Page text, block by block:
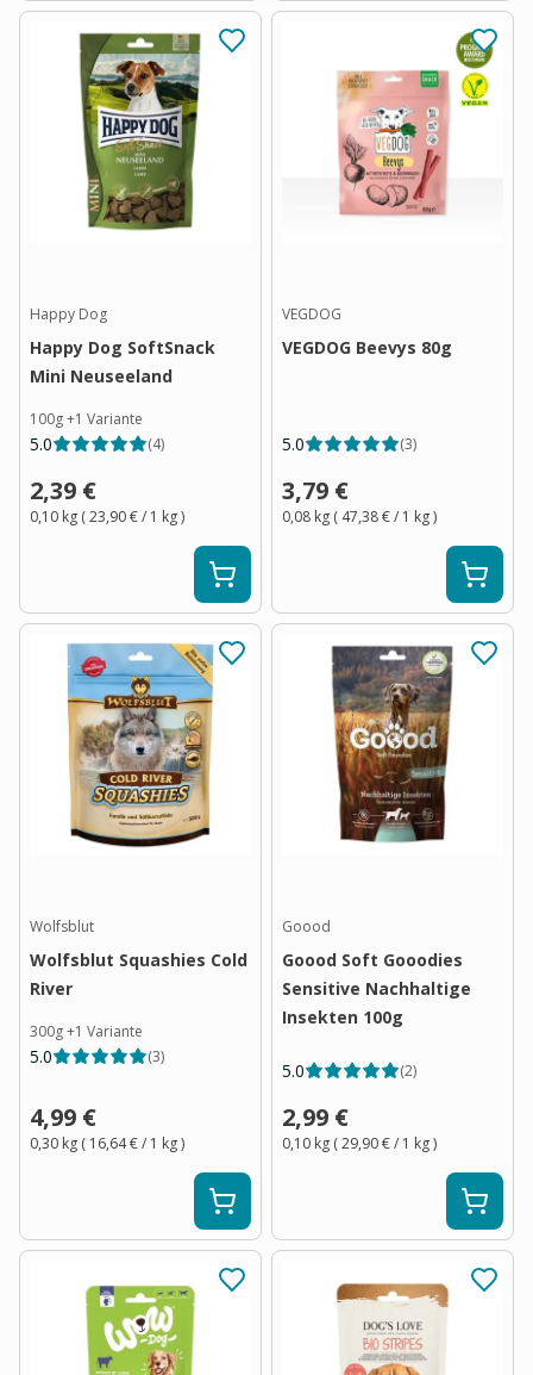
Happy Dog
Happy Dog SoftSnack
Mini Neuseeland
100g+1 Variante
5.0 (4)
2,39 €
0,10 kg (23,90 €/ 1 kg)
VEGDOG
VEGDOG Beevys 80g
5.0 (3)
3,79 €
0,08 kg ( 47,38 €/ 1 kg)
Wolfsblut
Wolfsblut Squashies Cold
River
300g+1 Variante
5.0 (3)
4,99 €
0,30 kg ( 16,64 €/ 1 kg)
Goood
Goood Soft Gooodies
Sensitive Nachhaltige
Insekten 100g
5.0 (2)
2,99 €
0,10 kg (29,90 €/ 1 kg)